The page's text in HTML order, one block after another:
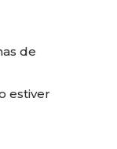
de
estiver